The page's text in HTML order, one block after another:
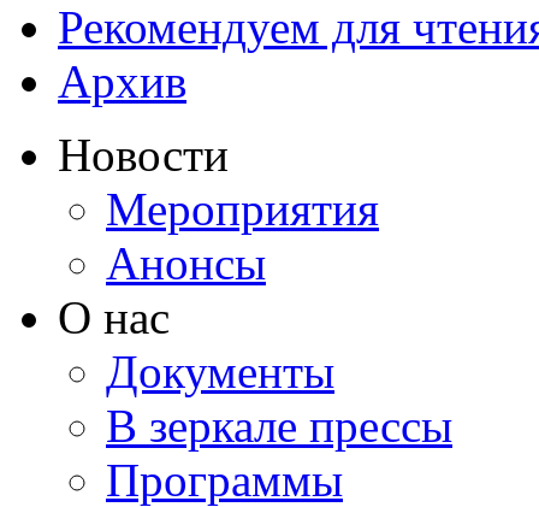
Рекомендуем для
Архив
Новости
Мероприятия
Анонсы
О нас
Документы
В зеркале прессы
Программы